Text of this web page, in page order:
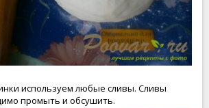
используем любые сливы. Сливы
промыть и обсушить.